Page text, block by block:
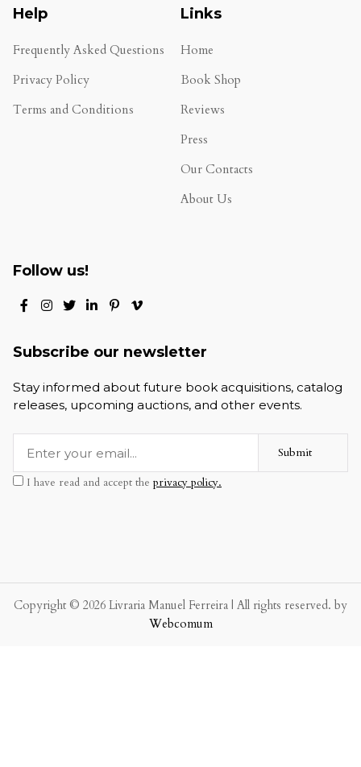
Help
Frequently Asked Questions
Privacy Policy
Terms and Conditions
Links
Home
Book Shop
Reviews
Press
Our Contacts
About Us
Follow us!
Subscribe our newsletter
Stay informed about future book acquisitions, catalog
releases, upcoming auctions, and other events.
Submit
I have read and accept the privacy policy.
Copyright © 2026 Livraria Manuel Ferreira | All rights reserved. by
Webcomum